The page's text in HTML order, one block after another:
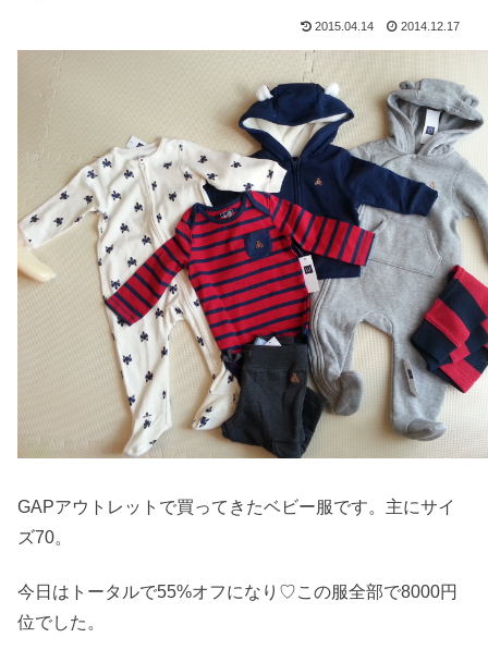
2015.04.14 2014.12.17
GAPアウトレットで買ってきたベビー服です。主にサイ
ズ70。
今日はトータルで55%オフになり♡この服全部で8000円
位でした。